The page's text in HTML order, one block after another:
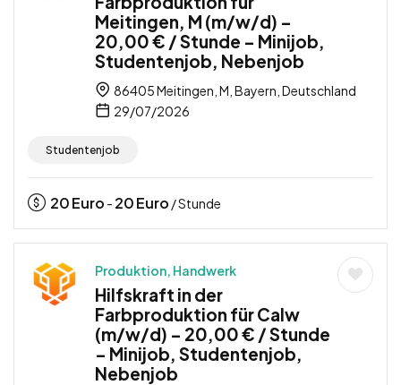
Meitingen, M (m/w/d) –
20,00 € / Stunde – Minijob,
Studentenjob, Nebenjob
86405 Meitingen, M, Bayern, Deutschland
29/07/2026
Studentenjob
20Euro - 20Euro / Stunde
Produktion, Handwerk
Hilfskraft in der
Farbproduktion für Calw
(m/w/d) – 20,00 € / Stunde
– Minijob, Studentenjob,
Nebenjob